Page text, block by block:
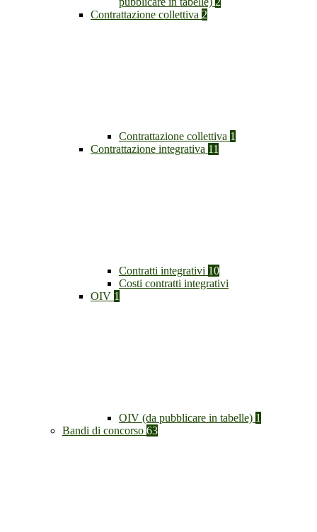
Contrattazione collettiva 2
Contrattazione collettiva 1
Contrattazione integrativa 11
Contratti integrativi 10
Costi contratti integrativi
OIV 1
OIV (da pubblicare in tabelle) 1
Bandi di concorso 63